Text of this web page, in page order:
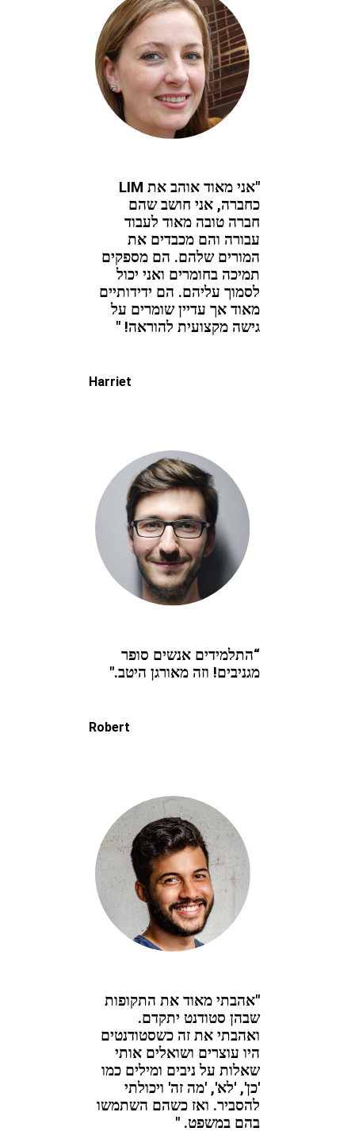
"אני מאוד אוהב את LIM
כחברה, אני חושב שהם
חברה טובה מאוד לעבוד
עבורה והם מכבדים את
המורים שלהם. הם מספקים
תמיכה בחומרים ואני יכול
לסמוך עליהם. הם ידידותיים
מאוד אך עדיין שומרים על
גישה מקצועית להוראה! "
Harriet
“התלמידים אנשים סופר
מגניבים! וזה מאורגן היטב."
Robert
"אהבתי מאוד את התקופות
שבהן סטודנט יתקדם.
ואהבתי את זה כשסטודנטים
היו עוצרים ושואלים אותי
שאלות על ניבים ומילים כמו
'כן', 'לא', 'מה זה' ויכולתי
להסביר. ואז כשהם השתמשו
בהם במשפט. "